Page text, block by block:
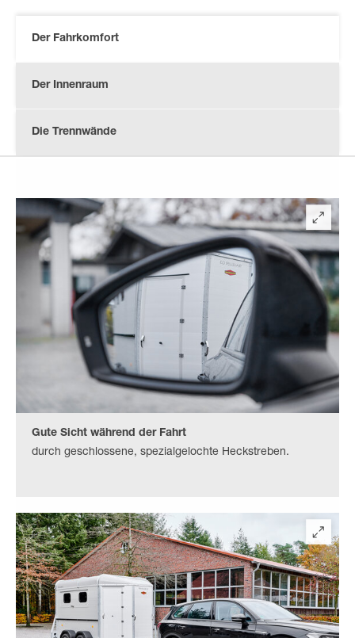
Der Fahrkomfort
Der Innenraum
Die Trennwände
Gute Sicht während der Fahrt
durch geschlossene, spezialgelochte Heckstreben.